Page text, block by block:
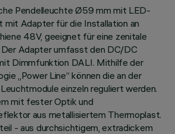
Pendelleuchte Ø59 mm mit LED-
mit Adapter für die Installation an
48V, geeignet für eine zenitale
Adapter umfasst den DC/DC
Dimmfunktion DALI. Mithilfe der
„Power Line“ können die an der
einzeln reguliert werden.
mit fester Optik und
aus metallisiertem Thermoplast.
- aus durchsichtigem, extradickem